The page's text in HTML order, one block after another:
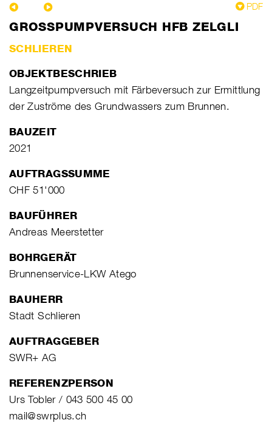
PDF
GROSSPUMPVERSUCH HFB ZELGLI
SCHLIEREN
OBJEKTBESCHRIEB
Langzeitpumpversuch mit Färbeversuch zur Ermittlung
der Zuströme des Grundwassers zum Brunnen.
BAUZEIT
2021
AUFTRAGSSUMME
CHF 51'000
BAUFÜHRER
Andreas Meerstetter
BOHRGERÄT
Brunnenservice-LKW Atego
BAUHERR
Stadt Schlieren
AUFTRAGGEBER
SWR+ AG
REFERENZPERSON
Urs Tobler / 043 500 45 00
mail@swrplus.ch